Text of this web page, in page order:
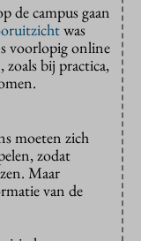
de campus gaan
was
voorlopig online
zoals bij practica,
moeten zich
zodat
Maar
van de